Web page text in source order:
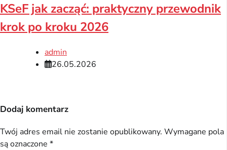
KSeF jak zacząć: praktyczny przewodnik
krok po kroku 2026
admin
26.05.2026
Dodaj komentarz
Twój adres email nie zostanie opublikowany. Wymagane pola
są oznaczone *